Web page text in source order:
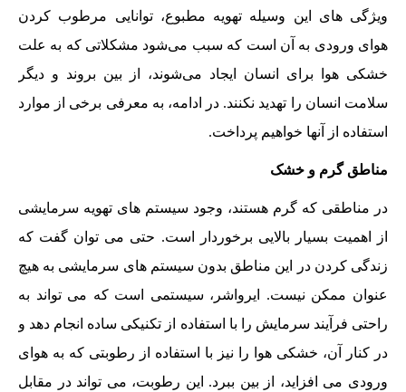
ویژگی های این وسیله تهویه مطبوع، توانایی مرطوب کردن
هوای ورودی به آن است که سبب می‌شود مشکلاتی که به علت
خشکی هوا برای انسان ایجاد می‌شوند، از بین بروند و دیگر
سلامت انسان را تهدید نکنند. در ادامه، به معرفی برخی از موارد
استفاده از آنها خواهیم پرداخت.
مناطق گرم و خشک
در مناطقی که گرم هستند، وجود سیستم های تهویه سرمایشی
از اهمیت بسیار بالایی برخوردار است. حتی می توان گفت که
زندگی کردن در این مناطق بدون سیستم های سرمایشی به هیچ
عنوان ممکن نیست. ایرواشر، سیستمی است که می تواند به
راحتی فرآیند سرمایش را با استفاده از تکنیکی ساده انجام دهد و
در کنار آن، خشکی هوا را نیز با استفاده از رطوبتی که به هوای
ورودی می افزاید، از بین ببرد. این رطوبت، می تواند در مقابل